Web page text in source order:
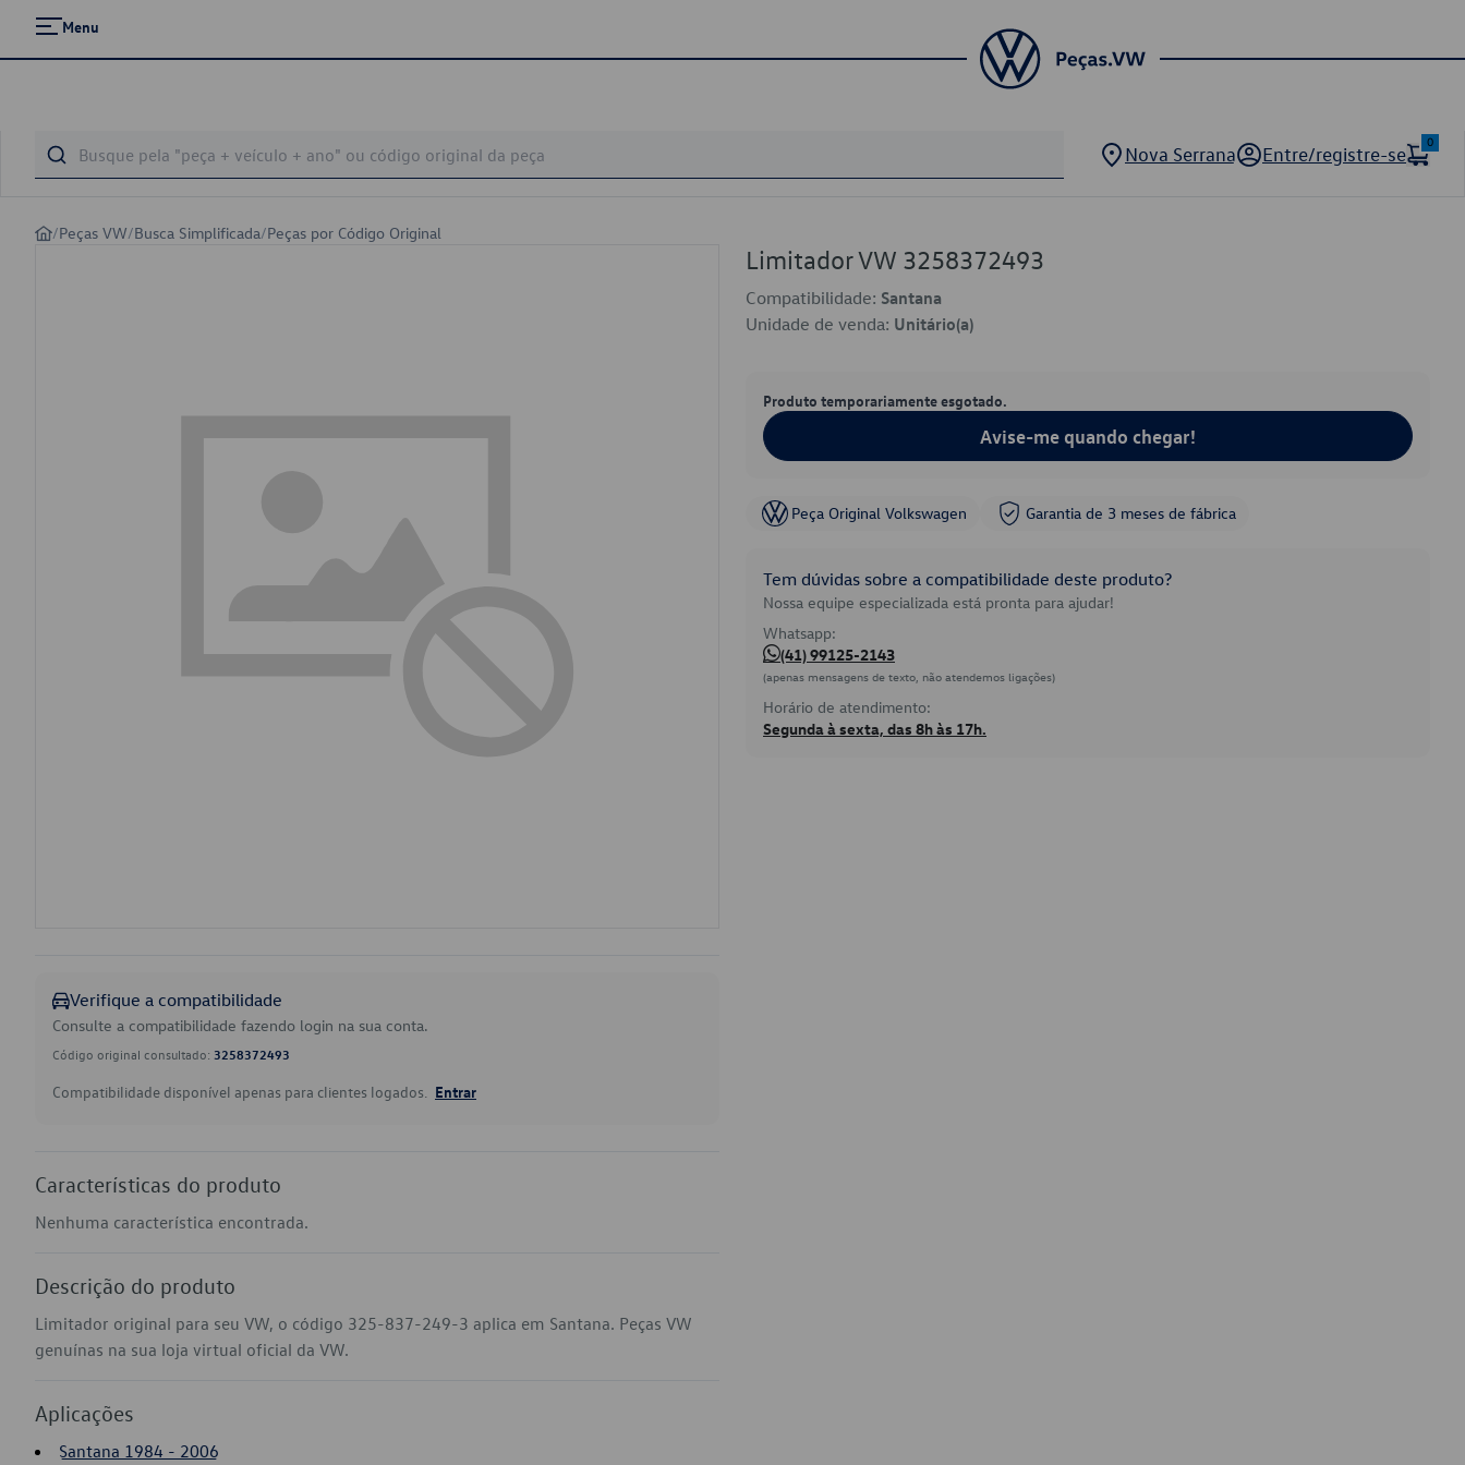
Menu
Nova Serrana Entre/registre-se
0
/Peças VW/Busca Simplificada/Peças por Código Original
Verifique a compatibilidade
Consulte a compatibilidade fazendo login na sua conta.
Código original consultado: 3258372493
Compatibilidade disponível apenas para clientes logados. Entrar
Características do produto
Nenhuma característica encontrada.
Descrição do produto
Limitador original para seu VW, o código 325-837-249-3 aplica em Santana. Peças VW
genuínas na sua loja virtual oficial da VW.
Aplicações
Santana 1984 - 2006
Limitador VW 3258372493
Compatibilidade: Santana
Unidade de venda: Unitário(a)
Produto temporariamente esgotado.
Avise-me quando chegar!
Peça Original Volkswagen Garantia de 3 meses de fábrica
Tem dúvidas sobre a compatibilidade deste produto?
Nossa equipe especializada está pronta para ajudar!
Whatsapp:
(41) 99125-2143
(apenas mensagens de texto, não atendemos ligações)
Horário de atendimento:
Segunda à sexta, das 8h às 17h.